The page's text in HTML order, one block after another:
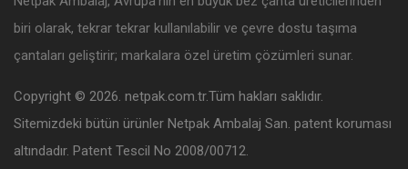
biri olarak, tekrar tekrar kullanılabilir ve çevre dostu taşıma
çantaları geliştirir; markalara özel üretim çözümleri sunar.
Copyright © 2026. netpak.com.tr.Tüm hakları saklıdır.
Sitemizdeki bütün ürünler Netpak Ambalaj San. patent koruması
altındadır. Patent Tescil No 2008/00712.